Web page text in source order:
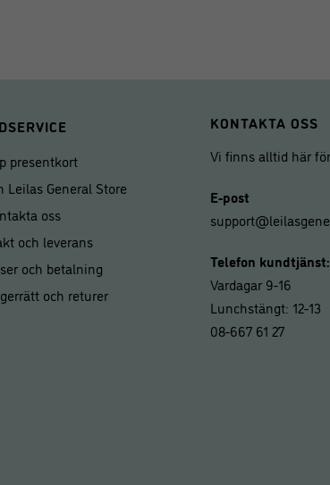
presentkort
Leilas General Store
oss
och leverans
och betalning
och returer
KONTAKTA OSS
Vi finns alltid här
E-post
Telefon kundtjänst:
Vardagar 9-16
Lunchstängt: 12-13
08-667 61 27